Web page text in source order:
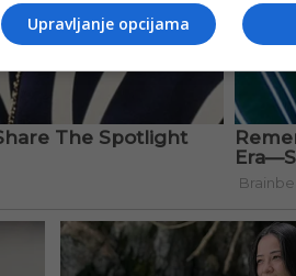
Upravljanje opcijama